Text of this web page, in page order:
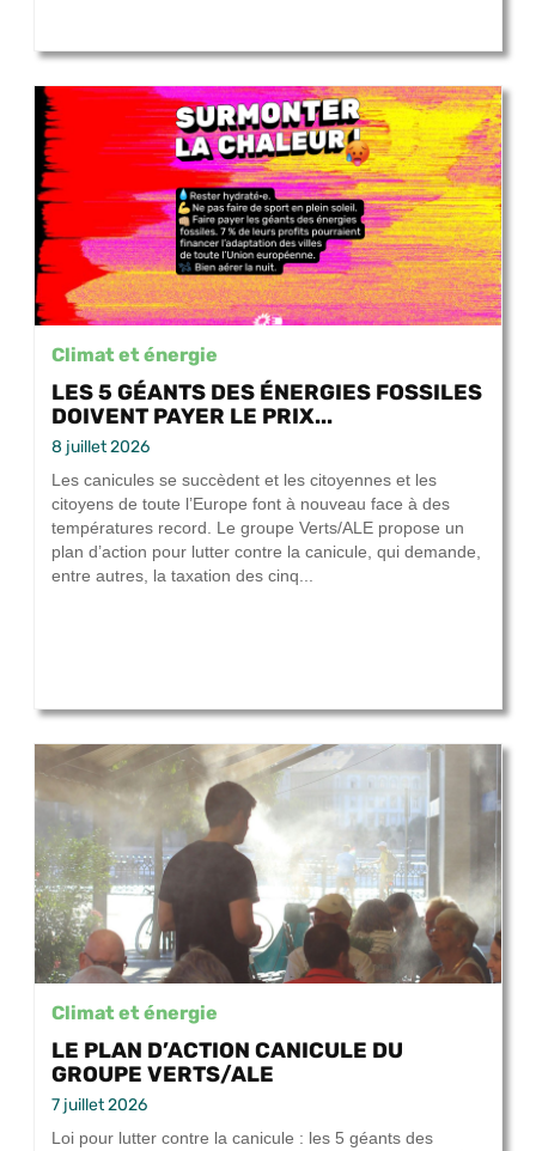
Climat et énergie
LES 5 GÉANTS DES ÉNERGIES FOSSILES
DOIVENT PAYER LE PRIX...
8 juillet 2026
Les canicules se succèdent et les citoyennes et les
citoyens de toute l’Europe font à nouveau face à des
températures record. Le groupe Verts/ALE propose un
plan d’action pour lutter contre la canicule, qui demande,
entre autres, la taxation des cinq...
Climat et énergie
LE PLAN D’ACTION CANICULE DU
GROUPE VERTS/ALE
7 juillet 2026
Loi pour lutter contre la canicule : les 5 géants des